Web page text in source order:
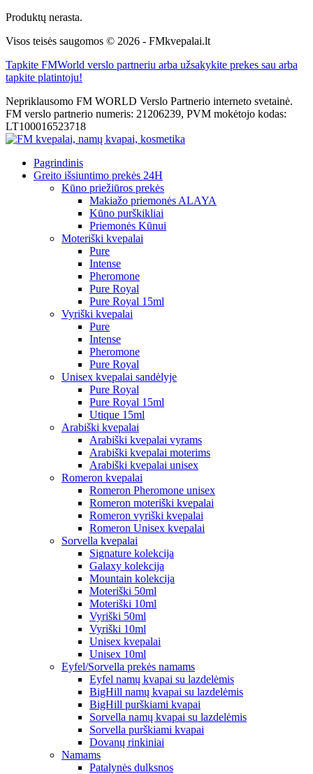
Produktų nerasta.
Visos teisės saugomos © 2026 - FMkvepalai.lt
Tapkite FMWorld verslo partneriu arba užsakykite prekes sau arba
tapkite platintoju!
Nepriklausomo FM WORLD Verslo Partnerio interneto svetainė.
FM verslo partnerio numeris: 21206239, PVM mokėtojo kodas:
LT100016523718
Pagrindinis
Greito išsiuntimo prekės 24H
Kūno priežiūros prekės
Makiažo priemonės ALAYA
Kūno purškikliai
Priemonės Kūnui
Moteriški kvepalai
Pure
Intense
Pheromone
Pure Royal
Pure Royal 15ml
Vyriški kvepalai
Pure
Intense
Pheromone
Pure Royal
Unisex kvepalai sandėlyje
Pure Royal
Pure Royal 15ml
Utique 15ml
Arabiški kvepalai
Arabiški kvepalai vyrams
Arabiški kvepalai moterims
Arabiški kvepalai unisex
Romeron kvepalai
Romeron Pheromone unisex
Romeron moteriški kvepalai
Romeron vyriški kvepalai
Romeron Unisex kvepalai
Sorvella kvepalai
Signature kolekcija
Galaxy kolekcija
Mountain kolekcija
Moteriški 50ml
Moteriški 10ml
Vyriški 50ml
Vyriški 10ml
Unisex kvepalai
Unisex 10ml
Eyfel/Sorvella prekės namams
Eyfel namų kvapai su lazdelėmis
BigHill namų kvapai su lazdelėmis
BigHill purškiami kvapai
Sorvella namų kvapai su lazdelėmis
Sorvella purškiami kvapai
Dovanų rinkiniai
Namams
Patalynės dulksnos